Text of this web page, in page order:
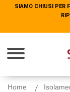
SIAMO CHIUSI PER
Home
SIAMO CHIUSI PER